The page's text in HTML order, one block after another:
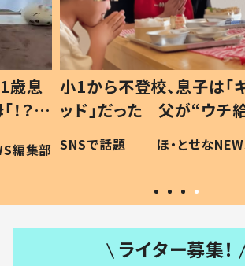
歳息
？」
編集部
小1から不登校、息子は「
ッド」だった 父が“ウチ
作り続ける理由とは #令
#令和の子
SNSで話題 ほ・とせな
ライター募集！